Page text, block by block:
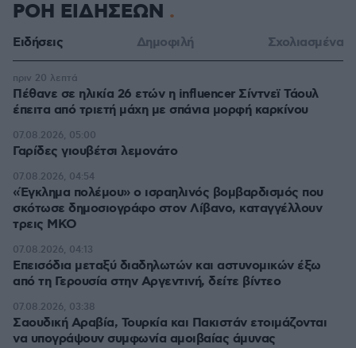
ΡΟΗ ΕΙΔΗΣΕΩΝ
Ειδήσεις Δημοφιλή Σχολιασμένα
Πέθανε σε ηλικία 26 ετών η influencer Σίντνεϊ Τάουλ
έπειτα από τριετή μάχη με σπάνια μορφή καρκίνου
πριν 20 λεπτά
Γαρίδες γιουβέτσι λεμονάτο
07.08.2026, 05:00
«Έγκλημα πολέμου» ο ισραηλινός βομβαρδισμός που
σκότωσε δημοσιογράφο στον Λίβανο, καταγγέλλουν
τρεις ΜΚΟ
07.08.2026, 04:54
Επεισόδια μεταξύ διαδηλωτών και αστυνομικών έξω
από τη Γερουσία στην Αργεντινή, δείτε βίντεο
07.08.2026, 04:13
Σαουδική Αραβία, Τουρκία και Πακιστάν ετοιμάζονται
να υπογράψουν συμφωνία αμοιβαίας άμυνας
07.08.2026, 03:38